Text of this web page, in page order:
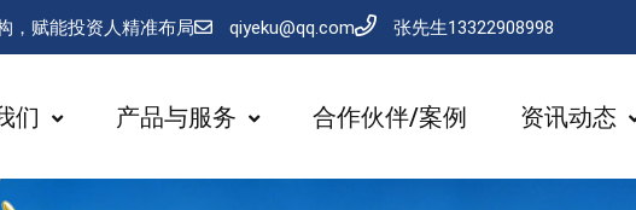
，赋能投资人精准布局 qiyeku@qq.com 张先生13322908998
们 产品与服务 合作伙伴/案例 资讯动态